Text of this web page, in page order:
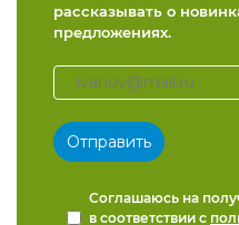
рассказывать о
предложениях.
Соглашаюсь на
в соответствии с